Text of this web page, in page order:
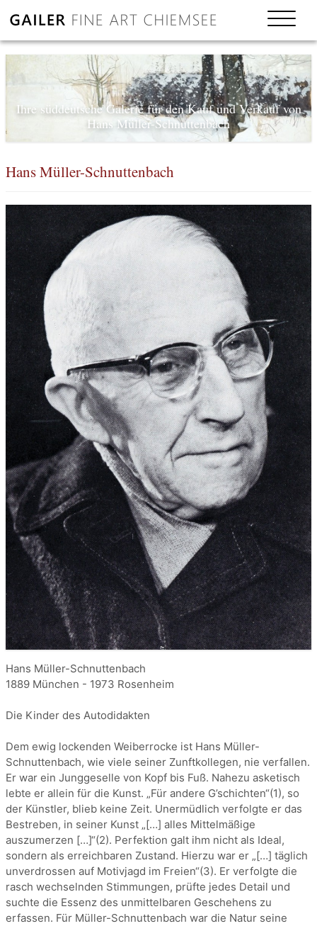
Ihre süddeutsche Galerie für den Kauf und Verkauf von
Hans Müller-Schnuttenbach
Hans Müller-Schnuttenbach
Hans Müller-Schnuttenbach
1889 München - 1973 Rosenheim
Die Kinder des Autodidakten
Dem ewig lockenden Weiberrocke ist Hans Müller-
Schnuttenbach, wie viele seiner Zunftkollegen, nie verfallen.
Er war ein Junggeselle von Kopf bis Fuß. Nahezu asketisch
lebte er allein für die Kunst. „Für andere G’schichten“(1), so
der Künstler, blieb keine Zeit. Unermüdlich verfolgte er das
Bestreben, in seiner Kunst „[…] alles Mittelmäßige
auszumerzen […]“(2). Perfektion galt ihm nicht als Ideal,
sondern als erreichbaren Zustand. Hierzu war er „[…] täglich
unverdrossen auf Motivjagd im Freien“(3). Er verfolgte die
rasch wechselnden Stimmungen, prüfte jedes Detail und
suchte die Essenz des unmittelbaren Geschehens zu
erfassen. Für Müller-Schnuttenbach war die Natur seine